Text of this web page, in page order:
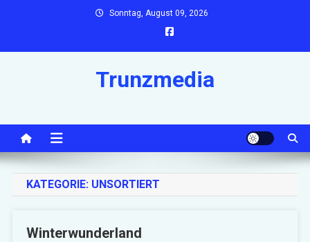
Sonntag, August 09, 2026
Trunzmedia
KATEGORIE: UNSORTIERT
Winterwunderland